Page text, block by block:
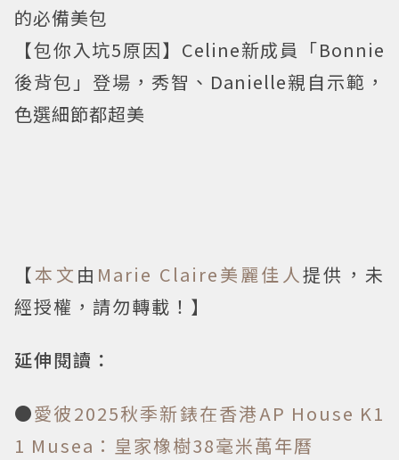
的必備美包
【包你入坑5原因】Celine新成員「Bonnie
後背包」登場，秀智、Danielle親自示範，
色選細節都超美
【本文 由 Marie Claire美麗佳人提供，未
經授權，請勿轉載！】
延伸閱讀：
●愛彼2025秋季新錶在香港AP House K1
1 Musea：皇家橡樹38毫米萬年曆